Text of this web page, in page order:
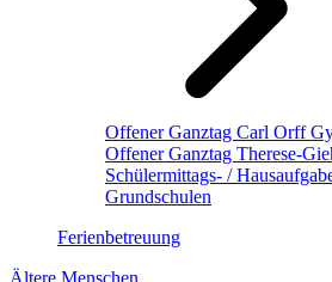
Offener Ganztag Carl Orff
Offener Ganztag Therese-
Schülermittags- /
Grundschulen
Ferienbetreuung
Ältere Menschen